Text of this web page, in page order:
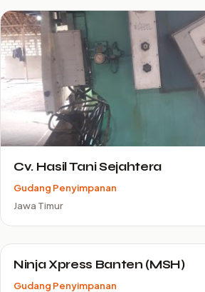
Cv. Hasil Tani Sejahtera
Gudang Penyimpanan
Jawa Timur
Ninja Xpress Banten (MSH)
Gudang Penyimpanan